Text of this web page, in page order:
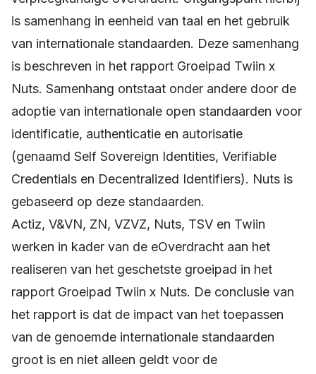
is samenhang in eenheid van taal en het gebruik
van internationale standaarden. Deze samenhang
is beschreven in het rapport Groeipad Twiin x
Nuts. Samenhang ontstaat onder andere door de
adoptie van internationale open standaarden voor
identificatie, authenticatie en autorisatie
(genaamd Self Sovereign Identities, Verifiable
Credentials en Decentralized Identifiers). Nuts is
gebaseerd op deze standaarden.
Actiz, V&VN, ZN, VZVZ, Nuts, TSV en Twiin
werken in kader van de eOverdracht aan het
realiseren van het geschetste groeipad in het
rapport Groeipad Twiin x Nuts. De conclusie van
het rapport is dat de impact van het toepassen
van de genoemde internationale standaarden
groot is en niet alleen geldt voor de